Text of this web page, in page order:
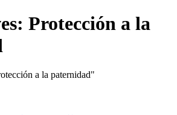
Protección a la
a la paternidad"